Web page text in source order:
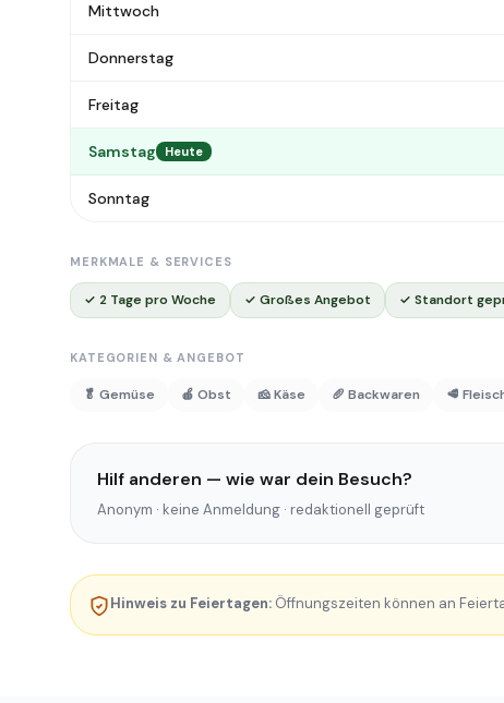
Mittwoch
Donnerstag
Freitag
Samstag Heute
Sonntag
MERKMALE & SERVICES
✓ 2 Tage pro Woche ✓ Großes Angebot ✓ Standort
KATEGORIEN & ANGEBOT
🥬 Gemüse 🍎 Obst 🧀 Käse 🥖 Backwaren 🥩
Hilf anderen — wie war dein Besuch?
Anonym · keine Anmeldung · redaktionell geprüft
Hinweis zu Feiertagen: Öffnungszeiten können an